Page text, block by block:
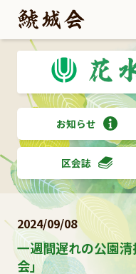
お知らせ
区会誌
2024/09/08
一週間遅れの公園
会」